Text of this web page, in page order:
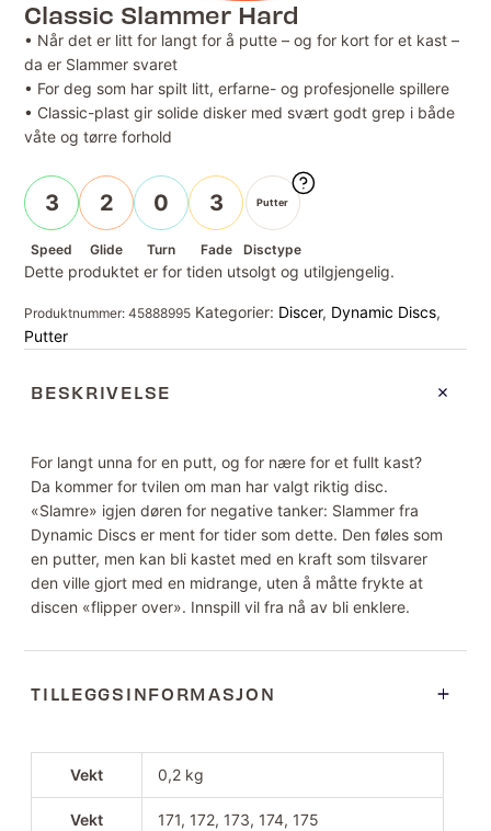
Classic Slammer Hard
• Når det er litt for langt for å putte – og for kort for et kast –
da er Slammer svaret
• For deg som har spilt litt, erfarne- og profesjonelle spillere
• Classic-plast gir solide disker med svært godt grep i både
våte og tørre forhold
3
Speed
2
Glide
0
Turn
3
Fade
Putter
Disctype
Dette produktet er for tiden utsolgt og utilgjengelig.
Produktnummer:45888995 Kategorier: Discer, Dynamic Discs,
Putter
BESKRIVELSE
For langt unna for en putt, og for nære for et fullt kast?
Da kommer for tvilen om man har valgt riktig disc.
«Slamre» igjen døren for negative tanker: Slammer fra
Dynamic Discs er ment for tider som dette. Den føles som
en putter, men kan bli kastet med en kraft som tilsvarer
den ville gjort med en midrange, uten å måtte frykte at
discen «flipper over». Innspill vil fra nå av bli enklere.
TILLEGGSINFORMASJON
Vekt 0,2 kg
Vekt 171, 172, 173, 174, 175